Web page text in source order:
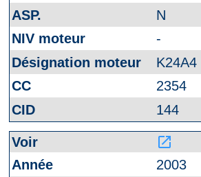
N
-
K24A4
2354
144
launch
2003